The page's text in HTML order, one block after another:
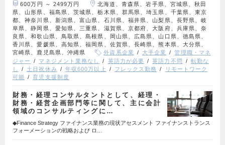
600万円 ～ 2499万円
北海道、青森県、岩手県、宮城県、秋田
県、山形県、福島県、茨城県、栃木県、群馬県、埼玉県、千葉県、東京
都、神奈川県、新潟県、富山県、石川県、福井県、山梨県、長野県、岐
阜県、静岡県、愛知県、三重県、滋賀県、京都府、大阪府、兵庫県、奈
良県、和歌山県、鳥取県、島根県、岡山県、広島県、山口県、徳島県、
香川県、愛媛県、高知県、福岡県、佐賀県、長崎県、熊本県、大分県、
宮崎県、鹿児島県、沖縄県
外資系企業 大手企業
管理職・マネ
ジャー
マネジメント業務なし 英語力が必要 英語力不問
転勤な
し
土日祝休み 年収600万以上 フレックス勤務
リモートワーク
可能
育児支援制度
財務・経理コンサルタントとして、経理・
財務・経営企画部門等に関して、主に会計
領域のコンサルティングに…
◆Finance Strategy ファイナンス業務の現状アセスメント ファイナンストランス
フォーメーションの戦略および ロ…